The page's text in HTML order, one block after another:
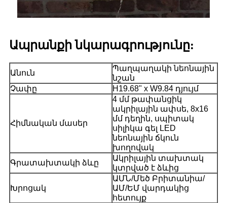
Ապրանքի նկարագրությունը:
Անուն
Պաղպաղակի նեոնային
նշան
Չափը
H19.68" x W9.84 դյույմ
Հիմնական մասեր
4 մմ թափանցիկ
ակրիլային ափսե, 8x16
մմ դեղին, սպիտակ
սիլիկա գել LED
նեոնային ճկուն
խողովակ
Գրատախտակի ձևը
Ակրիլային տախտակ
կտրված է ձևից
Խրոցակ
ԱՄՆ/Մեծ Բրիտանիա/
ԱՄ/ԵՄ վարդակից
հետույք